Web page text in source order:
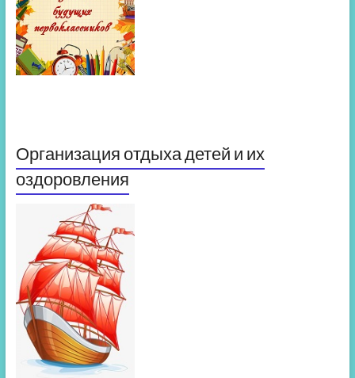
Организация отдыха детей и их
оздоровления